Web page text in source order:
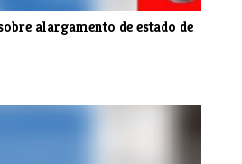
alargamento de estado de